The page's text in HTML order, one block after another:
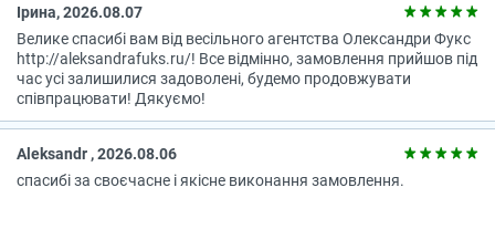
Ірина, 2026.08.07
Велике спасибі вам від весільного агентства Олександри Фукс
http://aleksandrafuks.ru/! Все відмінно, замовлення прийшов під
час усі залишилися задоволені, будемо продовжувати
співпрацювати! Дякуємо!
Aleksandr , 2026.08.06
спасибі за своєчасне і якісне виконання замовлення.